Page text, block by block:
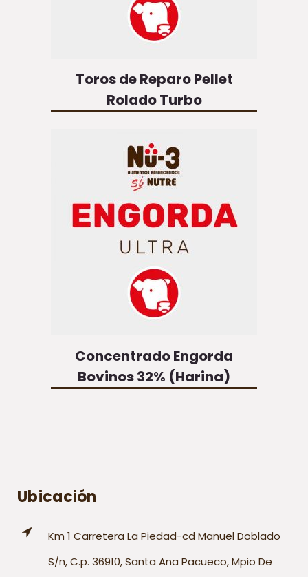
Toros de Reparo Pellet
Rolado Turbo
Concentrado Engorda
Bovinos 32% (Harina)
Ubicación
Km 1 Carretera La Piedad-cd Manuel Doblado
S/n, C.p. 36910, Santa Ana Pacueco, Mpio De